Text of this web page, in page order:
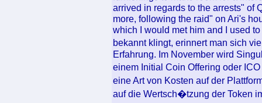
arrived in regards to the arrests" of
more, following the raid" on Ari's
which I would met him and I used
bekannt klingt, erinnert man sich
Erfahrung. Im November wird
einem Initial Coin Offering oder
eine Art von Kosten auf der
auf die Wertsch�tzung der Token